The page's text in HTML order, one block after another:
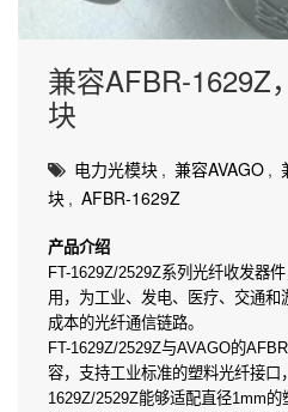
兼容AFBR-1629Z
块
电力光模块 , 兼容AVAGO ,
块 , AFBR-1629Z
产品介绍
FT-1629Z/2529Z系列光纤收发器
用，为工业、发电、医疗、交通
成本的光纤通信链路。
FT-1629Z/2529Z与AVAGO的
容，支持工业标准的塑料光纤接口
1629Z/2529Z能够适配直径1mm